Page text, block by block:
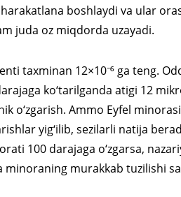
boshlaydi va ular
juda oz miqdorda uzayadi.
taxminan 12×10⁻⁶ ga teng.
ko‘tarilganda atigi 12
o‘zgarish. Ammo Eyfel
yig‘ilib, sezilarli natija
100 darajaga o‘zgarsa,
minoraning murakkab tuzilishi